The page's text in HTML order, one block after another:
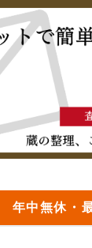
年中無休・